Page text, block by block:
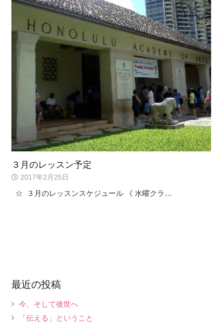
３月のレッスン予定
2017年2月25日
☆ ３月のレッスンスケジュール 《 水曜クラ…
最近の投稿
今、そして後世へ
「伝える」ということ